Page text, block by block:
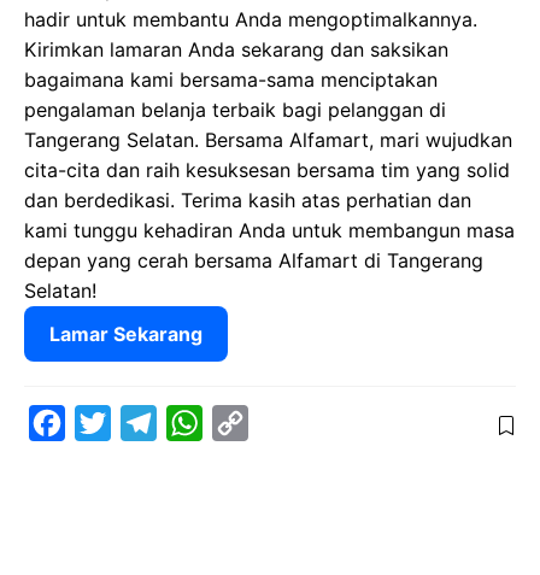
hadir untuk membantu Anda mengoptimalkannya.
Kirimkan lamaran Anda sekarang dan saksikan
bagaimana kami bersama-sama menciptakan
pengalaman belanja terbaik bagi pelanggan di
Tangerang Selatan. Bersama Alfamart, mari wujudkan
cita-cita dan raih kesuksesan bersama tim yang solid
dan berdedikasi. Terima kasih atas perhatian dan
kami tunggu kehadiran Anda untuk membangun masa
depan yang cerah bersama Alfamart di Tangerang
Selatan!
Lamar Sekarang
W